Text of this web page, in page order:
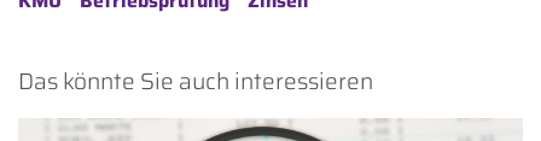
Das könnte Sie auch interessieren